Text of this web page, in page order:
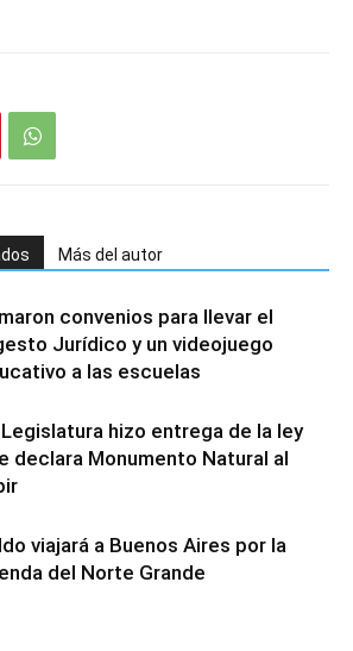
Más del autor
convenios para llevar el
Jurídico y un videojuego
a las escuelas
Legislatura hizo entrega de la ley
declara Monumento Natural al
viajará a Buenos Aires por la
del Norte Grande